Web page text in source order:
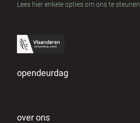
Lees hier enkele opties om ons te steunen
opendeurdag
over ons